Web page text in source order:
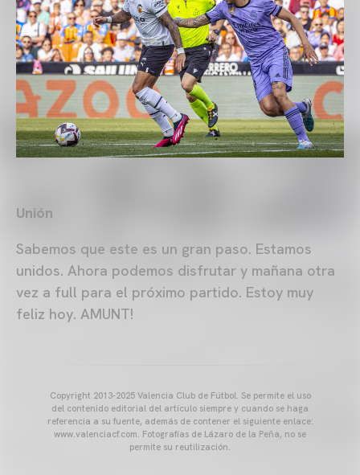
Unión
Sabemos que este es un gran paso. Estamos
unidos. Ahora podemos disfrutar y mañana otra
vez a full para el próximo partido. Estoy muy
feliz hoy. AMUNT!
Copyright 2013-2025 Valencia Club de Fútbol. Se permite el uso
del contenido editorial del artículo siempre y cuando se haga
referencia a su fuente, además de contener el siguiente enlace:
www.valenciacf.com. Fotografías de Lázaro de la Peña, no se
permite su reutilización.